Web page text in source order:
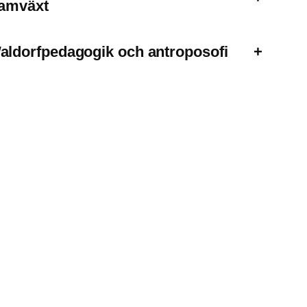
och antroposofi +